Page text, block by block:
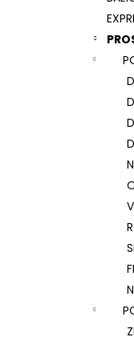
ROSÉ,
262 Kč